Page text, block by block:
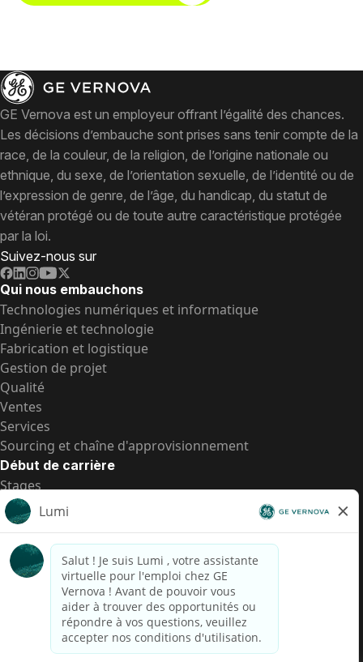
GE Vernova est un employeur offrant l’égalité des chances.
Les décisions d’embauche sont prises sans tenir compte de la
race, de la couleur, de la religion, de l’origine nationale ou
ethnique, du sexe, de l’orientation sexuelle, de l’identité ou de
l’expression de genre, de l’âge, du handicap, du statut de
vétéran protégé ou de toute autre caractéristique protégée
par la loi.
Suivez-nous sur
Qui nous embauchons
Technologies numériques et informatique
Ingénierie et technologie
Fabrication et logistique
Gestion de projet
Qualité
Ventes
Services
Sourcing et chaîne d'approvisionnement
Début de carrière
Stages
Postes de d’entrée
Toutes les opportunités
Postes de d’entrée
Transparence salariale US
Avis de confidentialité de candidat
Alerte fraude
Transparence salariale au Brésil (Relatório de
Transparência Salarial)